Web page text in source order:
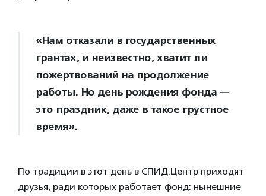
«Нам отказали в государственных
грантах, и неизвестно, хватит ли
пожертвований на продолжение
работы. Но день рождения фонда —
это праздник, даже в такое грустное
время».
По традиции в этот день в СПИД.Центр приходят
друзья, ради которых работает фонд: нынешние